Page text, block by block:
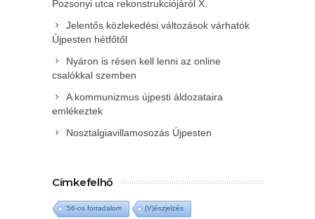
Pozsonyi utca rekonstrukciójáról X.
Jelentős közlekedési változások várhatók
Újpesten hétfőtől
Nyáron is résen kell lenni az online
csalókkal szemben
A kommunizmus újpesti áldozataira
emlékeztek
Nosztalgiavillamosozás Újpesten
Címkefelhő
'56-os forradalom (V)észjelzés